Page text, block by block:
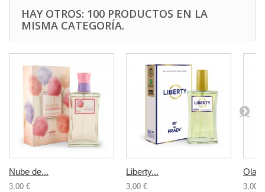
HAY OTROS: 100 PRODUCTOS EN LA
MISMA CATEGORÍA.
Nube de...
3,00 €
Liberty...
3,00 € 3,00 €